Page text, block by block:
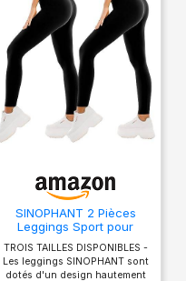
SINOPHANT 2 Pièces
Leggings Sport pour
Legging Opaque pour
Gym Sport Yoga(#2
TROIS TAILLES DISPONIBLES -
Les leggings SINOPHANT sont
dotés d'un design hautement